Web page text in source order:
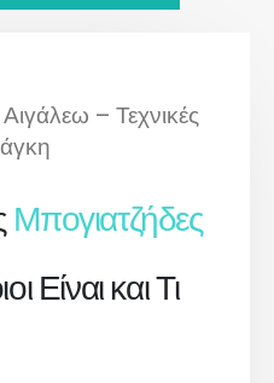
– Τεχνικές
Μπογιατζήδες
Είναι και Τι